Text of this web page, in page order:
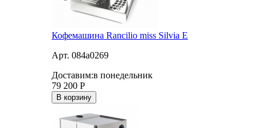
Кофемашина Rancilio miss Silvia E
Арт. 084a0269
Доставим:в понедельник
79 200 Р
В корзину